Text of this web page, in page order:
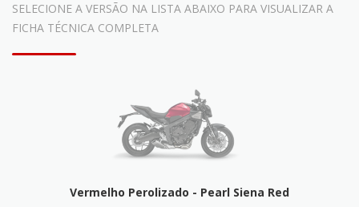
SELECIONE A VERSÃO NA LISTA ABAIXO PARA VISUALIZAR A
FICHA TÉCNICA COMPLETA
Vermelho Perolizado - Pearl Siena Red